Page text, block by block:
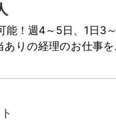
能！週4～5日、1日3
ありの経理のお仕事